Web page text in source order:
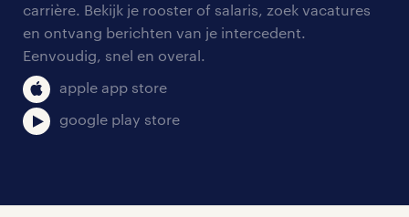
aanmelden nieuwsbrief
blogs en artikelen
salarischecker
bruto-netto calculator
pers
klachten en misstanden
carrière. Bekijk je rooster of salaris, zoek vacatures
en ontvang berichten van je intercedent.
Eenvoudig, snel en overal.
apple app store
google play store